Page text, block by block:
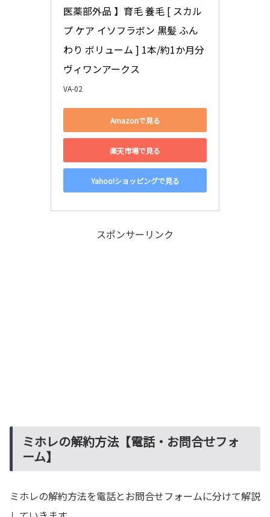
医薬部外品 】育毛 養毛 [ スカル
プ ケア イソフラボン 黒髪 ふん
わり ボリューム ] 1本/約1か月分
ヴィワンアークス
VA-02
Amazonで見る
楽天市場で見る
Yahoo!ショッピングで見る
スポンサーリンク
ミホレの解約方法【電話・お問合せフォ
ーム】
ミホレの解約方法を電話とお問合せフォームに分けて解説